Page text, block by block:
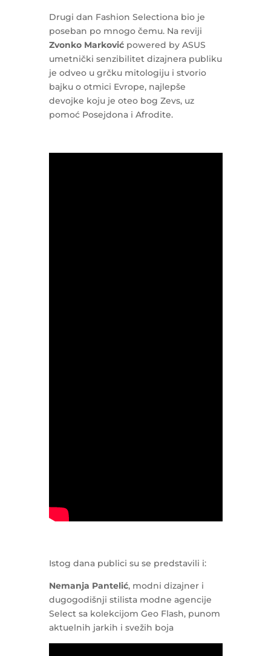
Drugi dan Fashion Selectiona bio je
poseban po mnogo čemu. Na reviji
Zvonko Markovićpowered by ASUS
umetnički senzibilitet dizajnera publiku
je odveo u grčku mitologiju i stvorio
bajku o otmici Evrope, najlepše
devojke koju je oteo bog Zevs, uz
pomoć Posejdona i Afrodite.
Istog dana publici su se predstavili i:
Nemanja Pantelić, modni dizajner i
dugogodišnji stilista modne agencije
Select sa kolekcijom Geo Flash, punom
aktuelnih jarkih i svežih boja